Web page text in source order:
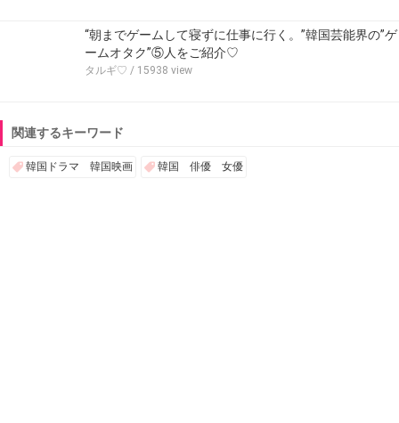
“朝までゲームして寝ずに仕事に行く。”韓国芸能界の”ゲ
ームオタク”⑤人をご紹介♡
タルギ♡ / 15938 view
関連するキーワード
韓国ドラマ 韓国映画 韓国 俳優 女優